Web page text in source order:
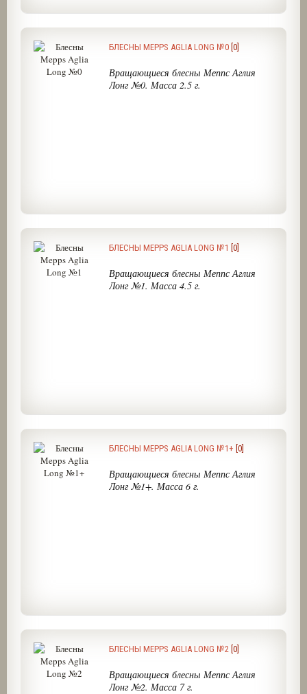
БЛЕСНЫ MEPPS AGLIA LONG №0 [0]
Вращающиеся блесны Меппс Аглия
Лонг №0. Масса 2.5 г.
БЛЕСНЫ MEPPS AGLIA LONG №1 [0]
Вращающиеся блесны Меппс Аглия
Лонг №1. Масса 4.5 г.
БЛЕСНЫ MEPPS AGLIA LONG №1+ [0]
Вращающиеся блесны Меппс Аглия
Лонг №1+. Масса 6 г.
БЛЕСНЫ MEPPS AGLIA LONG №2 [0]
Вращающиеся блесны Меппс Аглия
Лонг №2. Масса 7 г.